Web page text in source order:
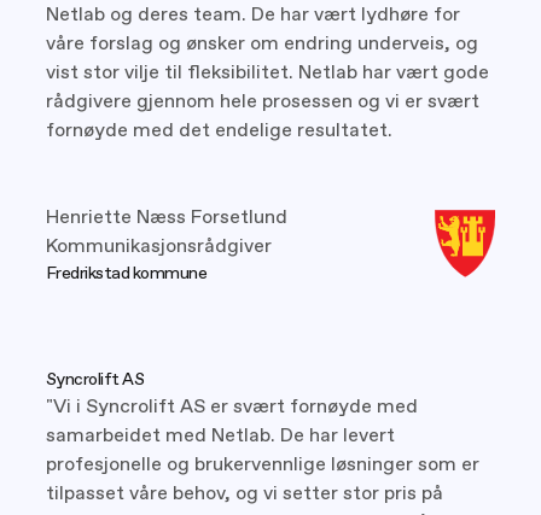
Netlab og deres team. De har vært lydhøre for
våre forslag og ønsker om endring underveis, og
vist stor vilje til fleksibilitet. Netlab har vært gode
rådgivere gjennom hele prosessen og vi er svært
fornøyde med det endelige resultatet.
Henriette Næss Forsetlund
Kommunikasjonsrådgiver
Fredrikstad kommune
Syncrolift AS
"Vi i Syncrolift AS er svært fornøyde med
samarbeidet med Netlab. De har levert
profesjonelle og brukervennlige løsninger som er
tilpasset våre behov, og vi setter stor pris på